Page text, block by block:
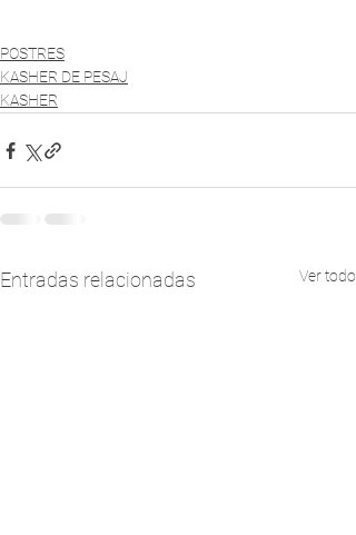
POSTRES
KASHER DE PESAJ
KASHER
Entradas relacionadas Ver todo